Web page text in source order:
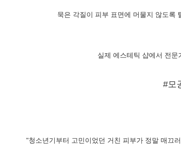
묵은 각질이 피부 표면에 머물지 않도록
실제 에스테틱 샵에서 전문
#모
"청소년기부터 고민이었던 거친 피부가 정말 매끄